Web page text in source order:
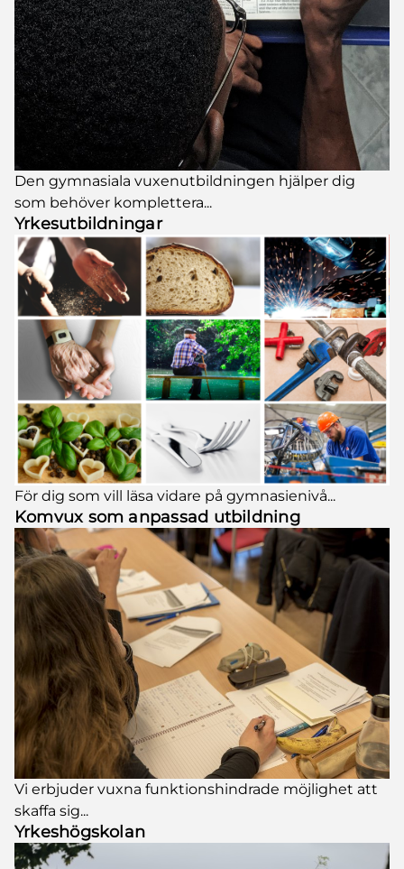
Den gymnasiala vuxenutbildningen hjälper dig
som behöver komplettera...
Yrkesutbildningar
För dig som vill läsa vidare på gymnasienivå...
Komvux som anpassad utbildning
Vi erbjuder vuxna funktionshindrade möjlighet att
skaffa sig...
Yrkeshögskolan